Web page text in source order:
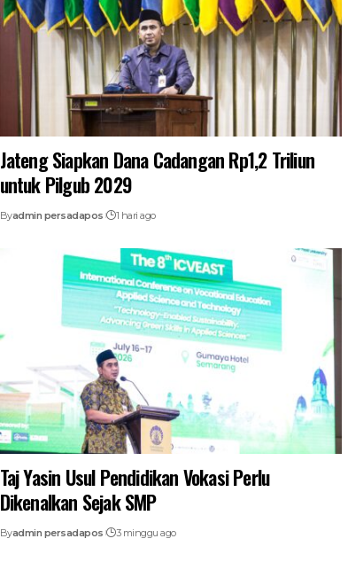
Jateng Siapkan Dana Cadangan Rp1,2 Triliun
untuk Pilgub 2029
Byadmin persadapos 1 hari ago
Taj Yasin Usul Pendidikan Vokasi Perlu
Dikenalkan Sejak SMP
Byadmin persadapos 3 minggu ago